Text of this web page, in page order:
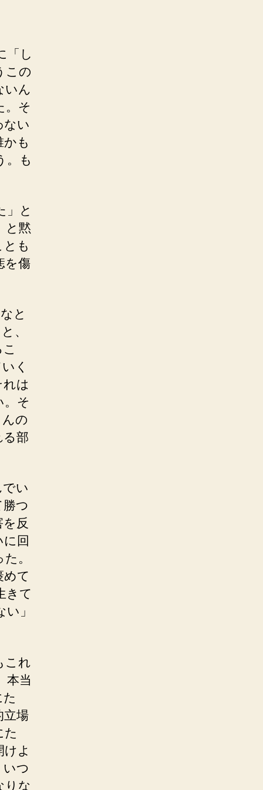
「し
この
いん
。そ
ない
も
。も
」と
と黙
も
を傷
と
、
く
は
。そ
の
る部
い
つ
反
回
。
めて
きて
」
これ
本当
立場
た
よ
いつ
りな